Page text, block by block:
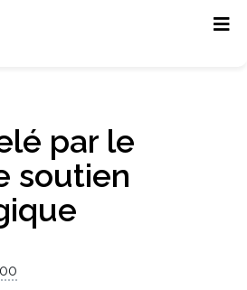
par le
soutien